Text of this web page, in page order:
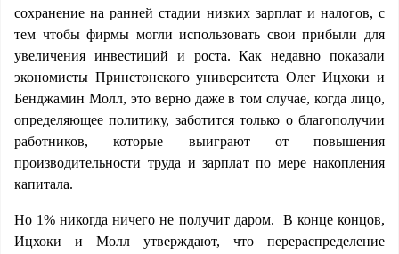
сохранение на ранней стадии низких зарплат и налогов, с
тем чтобы фирмы могли использовать свои прибыли для
увеличения инвестиций и роста. Как недавно показали
экономисты Принстонского университета Олег Ицхоки и
Бенджамин Молл, это верно даже в том случае, когда лицо,
определяющее политику, заботится только о благополучии
работников, которые выиграют от повышения
производительности труда и зарплат по мере накопления
капитала.
Но 1% никогда ничего не получит даром. В конце концов,
Ицхоки и Молл утверждают, что перераспределение